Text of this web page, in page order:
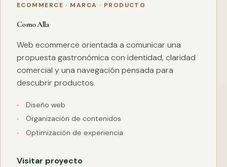
ECOMMERCE · MARCA · PRODUCTO
Como Alla
Web ecommerce orientada a comunicar una
propuesta gastronómica con identidad, claridad
comercial y una navegación pensada para
descubrir productos.
Diseño web
Organización de contenidos
Optimización de experiencia
Visitar proyecto